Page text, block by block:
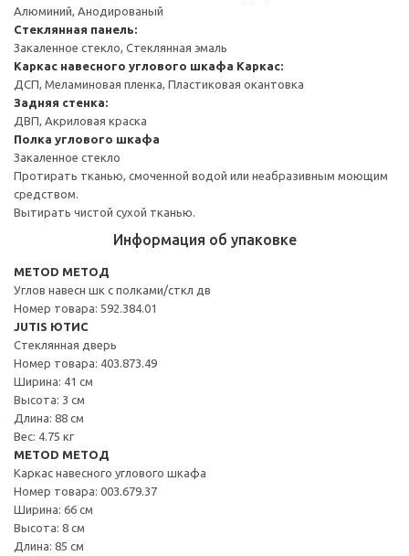
Алюминий, Анодированый
Стеклянная панель:
Закаленное стекло, Стеклянная эмаль
Каркас навесного углового шкафа Каркас:
ДСП, Меламиновая пленка, Пластиковая окантовка
Задняя стенка:
ДВП, Акриловая краска
Полка углового шкафа
Закаленное стекло
Протирать тканью, смоченной водой или неабразивным моющим
средством.
Вытирать чистой сухой тканью.
Информация об упаковке
METOD МЕТОД
Углов навесн шк с полками/сткл дв
Номер товара: 592.384.01
JUTIS ЮТИС
Стеклянная дверь
Номер товара: 403.873.49
Ширина: 41 см
Высота: 3 см
Длина: 88 см
Вес: 4.75 кг
METOD МЕТОД
Каркас навесного углового шкафа
Номер товара: 003.679.37
Ширина: 66 см
Высота: 8 см
Длина: 85 см